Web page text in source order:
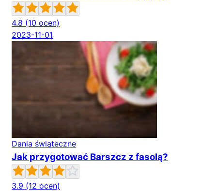
4.8 (10 ocen)
2023-11-01
Dania świąteczne
Jak przygotować Barszcz z fasolą?
3.9 (12 ocen)